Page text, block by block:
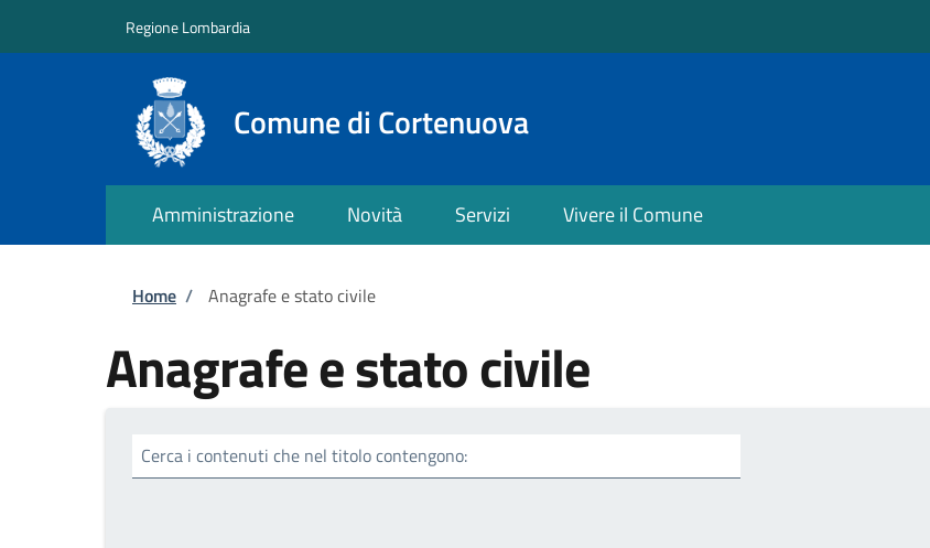
Regione Lombardia
Comune di Cortenuova
Amministrazione Novità Servizi Vivere il Comune
Briciole di pane
Home / Anagrafe e stato civile
Anagrafe e stato civile
Cerca i contenuti che nel titolo contengono: